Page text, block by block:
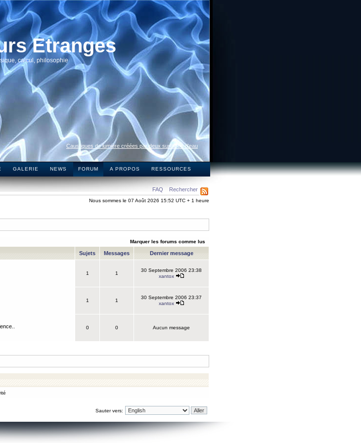
Etranges
calcul, philosophie
Caustiques de lumière créées par deux surfaces d’eau
GALERIE NEWS FORUM A PROPOS RESSOURCES
FAQ Rechercher
Nous sommes le 07 Août 2026 15:52 UTC + 1 heure
Marquer les forums comme lus
Sujets Messages Dernier message
1 1
30 Septembre 2006 23:38
xantox
1 1
30 Septembre 2006 23:37
xantox
0 0 Aucun message
Sauter vers: